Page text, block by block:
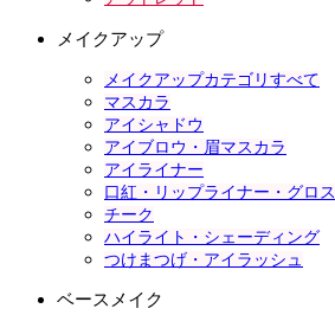
メイクアップ
メイクアップカテゴリすべて
マスカラ
アイシャドウ
アイブロウ・眉マスカラ
アイライナー
口紅・リップライナー・グロス
チーク
ハイライト・シェーディング
つけまつげ・アイラッシュ
ベースメイク